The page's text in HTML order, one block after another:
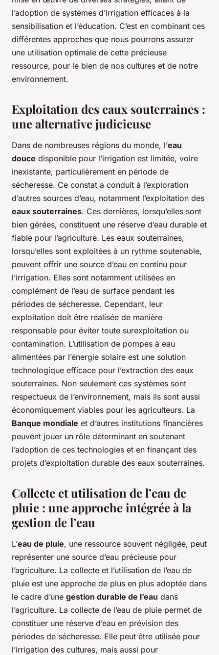
l’adoption de systèmes d’irrigation efficaces à la
sensibilisation et l’éducation. C’est en combinant ces
différentes approches que nous pourrons assurer
une utilisation optimale de cette précieuse
ressource, pour le bien de nos cultures et de notre
environnement.
Exploitation des eaux souterraines :
une alternative judicieuse
Dans de nombreuses régions du monde, l’eau
douce disponible pour l’irrigation est limitée, voire
inexistante, particulièrement en période de
sécheresse. Ce constat a conduit à l’exploration
d’autres sources d’eau, notamment l’exploitation des
eaux souterraines. Ces dernières, lorsqu’elles sont
bien gérées, constituent une réserve d’eau durable et
fiable pour l’agriculture. Les eaux souterraines,
lorsqu’elles sont exploitées à un rythme soutenable,
peuvent offrir une source d’eau en continu pour
l’irrigation. Elles sont notamment utilisées en
complément de l’eau de surface pendant les
périodes de sécheresse. Cependant, leur
exploitation doit être réalisée de manière
responsable pour éviter toute surexploitation ou
contamination. L’utilisation de pompes à eau
alimentées par l’énergie solaire est une solution
technologique efficace pour l’extraction des eaux
souterraines. Non seulement ces systèmes sont
respectueux de l’environnement, mais ils sont aussi
économiquement viables pour les agriculteurs. La
Banque mondiale et d’autres institutions financières
peuvent jouer un rôle déterminant en soutenant
l’adoption de ces technologies et en finançant des
projets d’exploitation durable des eaux souterraines.
Collecte et utilisation de l’eau de
pluie : une approche intégrée à la
gestion de l’eau
L’eau de pluie, une ressource souvent négligée, peut
représenter une source d’eau précieuse pour
l’agriculture. La collecte et l’utilisation de l’eau de
pluie est une approche de plus en plus adoptée dans
le cadre d’une gestion durable de l’eau dans
l’agriculture. La collecte de l’eau de pluie permet de
constituer une réserve d’eau en prévision des
périodes de sécheresse. Elle peut être utilisée pour
l’irrigation des cultures, mais aussi pour